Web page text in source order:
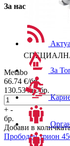
Metabo
66.74 €/бр.
130.53 лв./бр.
+ -
бр.
Добави в
Прободен трион
За нас
За